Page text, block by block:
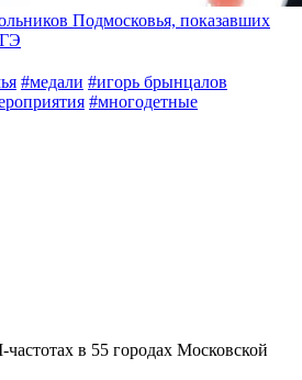
Подмосковья, показавших
#медали #игорь брынцалов
#многодетные
в 55 городах Московской